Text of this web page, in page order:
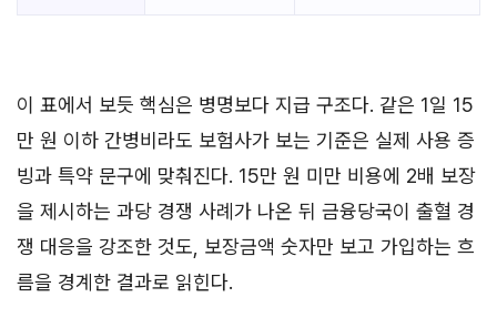
이 표에서 보듯 핵심은 병명보다 지급 구조다. 같은 1일 15
만 원 이하 간병비라도 보험사가 보는 기준은 실제 사용 증
빙과 특약 문구에 맞춰진다. 15만 원 미만 비용에 2배 보장
을 제시하는 과당 경쟁 사례가 나온 뒤 금융당국이 출혈 경
쟁 대응을 강조한 것도, 보장금액 숫자만 보고 가입하는 흐
름을 경계한 결과로 읽힌다.